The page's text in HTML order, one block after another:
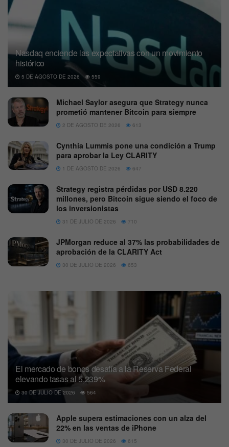
Nasdaq enciende las expectativas con un movimiento
histórico
5 DE AGOSTO DE 2026 559
Michael Saylor asegura que Strategy nunca
prometió mantener Bitcoin para siempre
2 DE AGOSTO DE 2026 613
Cynthia Lummis pone una condición a Trump
para aprobar la Ley CLARITY
1 DE AGOSTO DE 2026 647
Strategy registra pérdidas por USD 8.220
millones, pero Bitcoin sigue siendo el foco de
los inversionistas
31 DE JULIO DE 2026 710
JPMorgan reduce al 37% las probabilidades de
aprobación de la CLARITY Act
30 DE JULIO DE 2026 653
El mercado de bonos desafía a la Reserva Federal
elevando tasas al 5,239%
30 DE JULIO DE 2026 564
Apple supera estimaciones con un alza del
22% en las ventas de iPhone
30 DE JULIO DE 2026 615